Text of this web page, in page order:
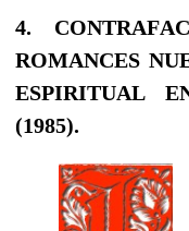
4.
ROMANCES
ESPIRITUAL
(1985).